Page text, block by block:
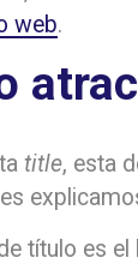
web.
title, esta
título es